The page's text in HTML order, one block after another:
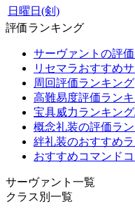
日曜日(剣)
評価ランキング
サーヴァントの評
リセマラおすすめ
周回評価ランキング
高難易度評価ラン
宝具威力ランキン
概念礼装の評価ラ
絆礼装のおすすめ
おすすめコマンド
サーヴァント一覧
クラス別一覧